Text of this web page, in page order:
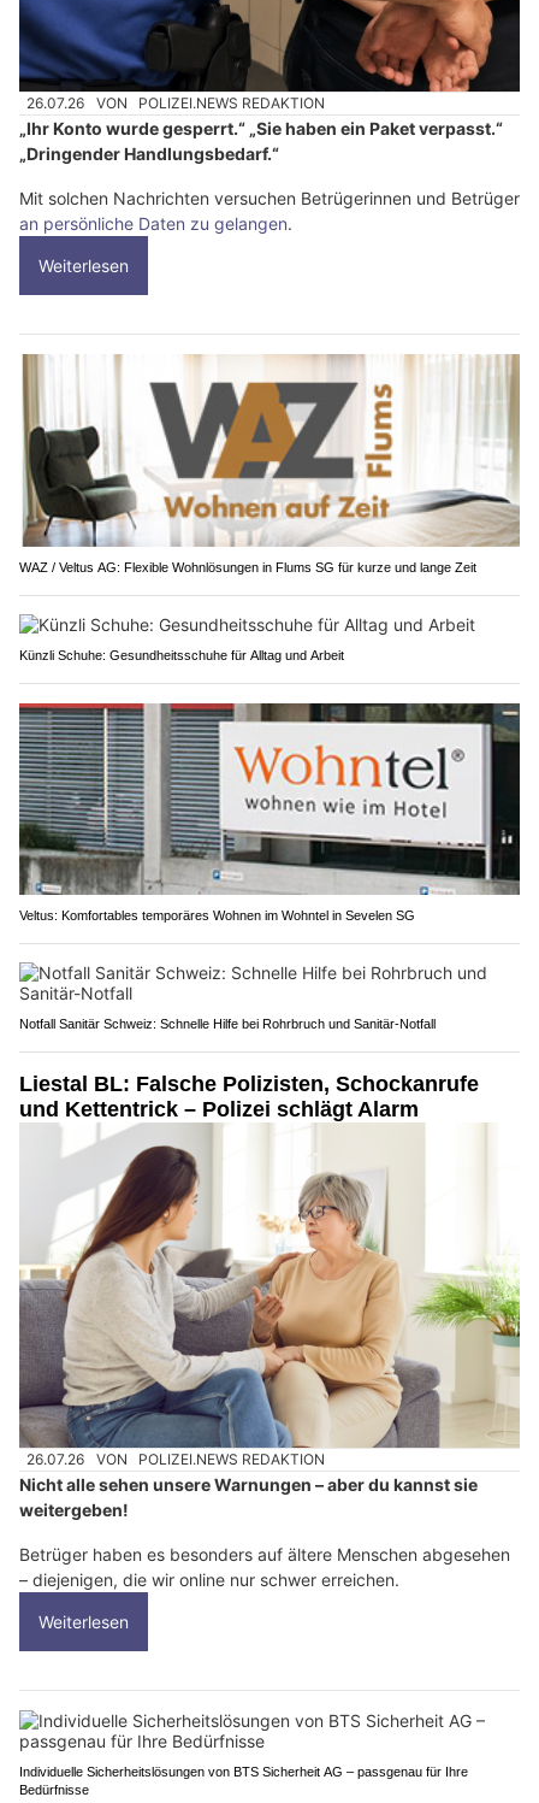
26.07.26 VON POLIZEI.NEWS REDAKTION
„Ihr Konto wurde gesperrt.“ „Sie haben ein Paket verpasst.“
„Dringender Handlungsbedarf.“
Mit solchen Nachrichten versuchen Betrügerinnen und Betrüger
an persönliche Daten zu gelangen.
Weiterlesen
WAZ / Veltus AG: Flexible Wohnlösungen in Flums SG für kurze und lange Zeit
Künzli Schuhe: Gesundheitsschuhe für Alltag und Arbeit
Veltus: Komfortables temporäres Wohnen im Wohntel in Sevelen SG
Notfall Sanitär Schweiz: Schnelle Hilfe bei Rohrbruch und Sanitär-Notfall
Liestal BL: Falsche Polizisten, Schockanrufe
und Kettentrick – Polizei schlägt Alarm
26.07.26 VON POLIZEI.NEWS REDAKTION
Nicht alle sehen unsere Warnungen – aber du kannst sie
weitergeben!
Betrüger haben es besonders auf ältere Menschen abgesehen
– diejenigen, die wir online nur schwer erreichen.
Weiterlesen
Individuelle Sicherheitslösungen von BTS Sicherheit AG – passgenau für Ihre
Bedürfnisse